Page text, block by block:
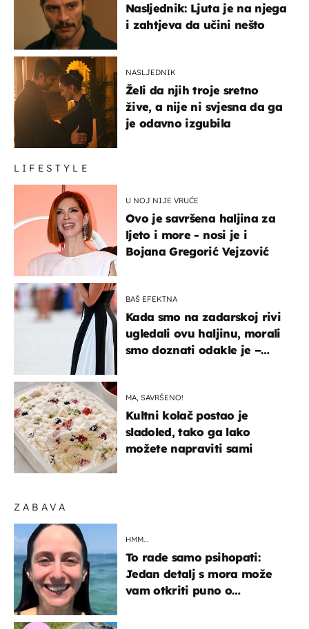
ZABAVA
HMM…
To rade samo psihopati:
Jedan detalj s mora može
vam otkriti puno o
Nasljednik: Ljuta je na njega
i zahtjeva da učini nešto
NASLJEDNIK
Želi da njih troje sretno
žive, a nije ni svjesna da ga
je odavno izgubila
LIFESTYLE
U NOJ NIJE VRUĆE
Ovo je savršena haljina za
ljeto i more - nosi je i
Bojana Gregorić Vejzović
BAŠ EFEKTNA
Kada smo na zadarskoj rivi
ugledali ovu haljinu, morali
smo doznati odakle je –
MA, SAVRŠENO!
Kultni kolač postao je
sladoled, tako ga lako
možete napraviti sami